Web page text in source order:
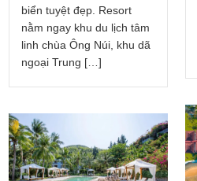
biển tuyệt đẹp. Resort
nằm ngay khu du lịch tâm
linh chùa Ông Núi, khu dã
ngoại Trung […]